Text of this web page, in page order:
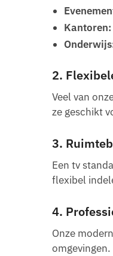
Kantoren:
2.
Veel van
ze geschikt
3.
Een tv
flexibel
4.
Onze
omgevingen.